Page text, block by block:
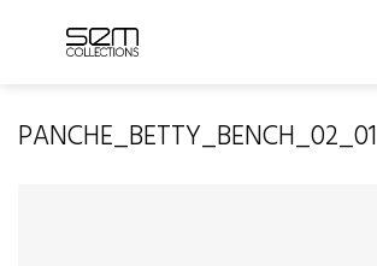
PANCHE_BETTY_BENCH_02_01